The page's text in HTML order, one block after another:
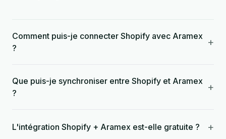
Comment puis-je connecter Shopify avec Aramex
?
+
Que puis-je synchroniser entre Shopify et Aramex
?
+
L'intégration Shopify + Aramex est-elle gratuite ? +